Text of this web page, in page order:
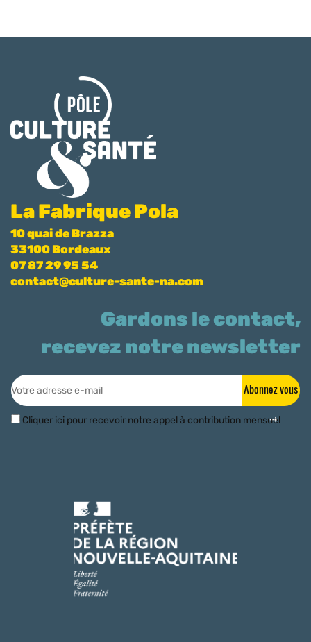
La Fabrique Pola
10 quai de Brazza
33100 Bordeaux
07 87 29 95 54
contact@culture-sante-na.com
Gardons le contact,
recevez notre newsletter
Abonnez-vous
Cliquer ici pour recevoir notre appel à contribution mensuel